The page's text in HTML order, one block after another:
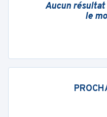
Aucun
le